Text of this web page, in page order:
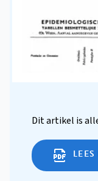
Dit artikel is